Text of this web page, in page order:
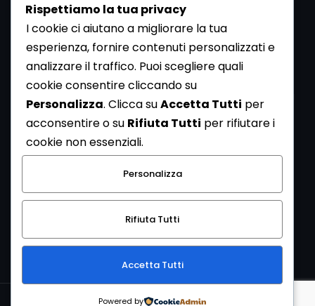
Newsletter
Se vuoi ricevere la Rivista gratuita di archeologia realizzata
dalla Redazione di ArcheoMedia iscriviti alla nostra
Newsletter [Clicca Qui]
Con l'invio del messaggio l'utente dichiara di aver letto
l’informativa sulla privacy e di acconsentire al trattamento
dei propri dati personali.
Copyright © 1999-2026Mediares S.c.PI 07341730013 - [
Rispettiamo la tua privacy
I cookie ci aiutano a migliorare la tua
esperienza, fornire contenuti personalizzati e
analizzare il traffico. Puoi scegliere quali
cookie consentire cliccando su
Personalizza. Clicca suAccetta Tutti per
acconsentire o su Rifiuta Tutti per rifiutare i
cookie non essenziali.
Personalizza
Rifiuta Tutti
Accetta Tutti
Powered by